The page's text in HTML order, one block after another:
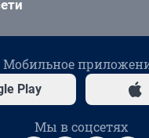
Мобильное
Play
Мы в соцсетях